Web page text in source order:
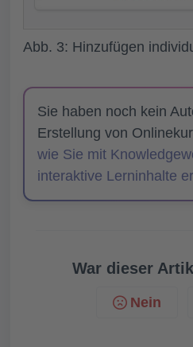
Abb. 3: Hinzufügen
Sie haben noch kein
Erstellung von
wie Sie mit
interaktive Lerninhalte
War dieser
Nein